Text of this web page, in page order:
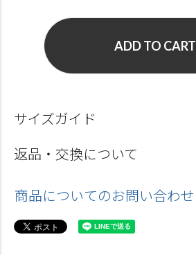
ADD TO CART
サイズガイド
返品・交換について
商品についてのお問い合わせ